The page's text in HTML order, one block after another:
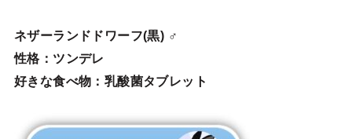
ネザーランドドワーフ(黒) ♂
性格：ツンデレ
好きな食べ物：乳酸菌タブレット